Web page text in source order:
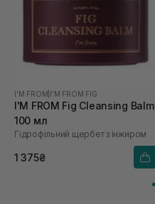
I'M FROM I'M FROM FIG
I'M FROM Fig Cleansing Balm
100 мл
Гідрофільний щербет з інжиром
1 375₴